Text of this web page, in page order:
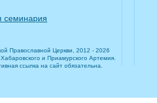
семинария
Православной Церкви, 2012 - 2026
и Приамурского Артемия.
ссылка на сайт обязательна.